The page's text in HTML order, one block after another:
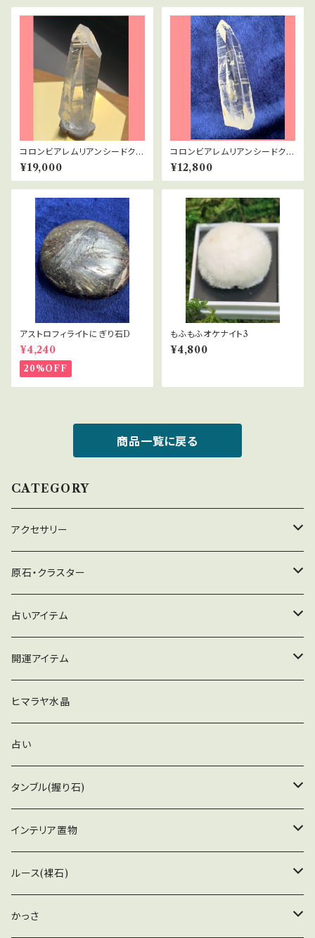
コロンビアレムリアンシードクリ
スタル 1
¥19,000
コロンビアレムリアンシードクリ
スタル 2
¥12,800
アストロフィライトにぎり石D
¥4,240
20%OFF
もふもふオケナイト3
¥4,800
商品一覧に戻る
CATEGORY
アクセサリー
ネックレス
イヤリング
ピアス
ブレスレット
恋愛
原石・クラスター
ヒマラヤ水晶
アポフィライト
グリーン
スピリットオーラ
オケナイト
レムリアンシードクリスタル
アメジスト
ゴールデンアゼツライト
占いアイテム
ペンデュラム
開運アイテム
ペンデュラム
ウォーリーストーン
ヒマラヤ水晶
占い
タンブル(握り石)
アストロフィライト
インテリア置物
イルカ
ルース(裸石)
ルチルクォーツ
かっさ